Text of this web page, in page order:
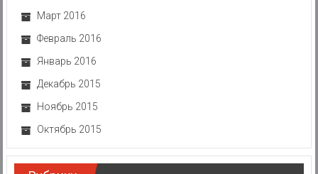
Март 2016
Февраль 2016
Январь 2016
Декабрь 2015
Ноябрь 2015
Октябрь 2015